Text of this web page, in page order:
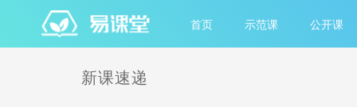
首页 示范课 公开课
新课速递